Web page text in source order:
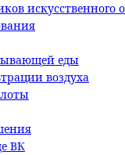
искусственного
еды
воздуха
ВК